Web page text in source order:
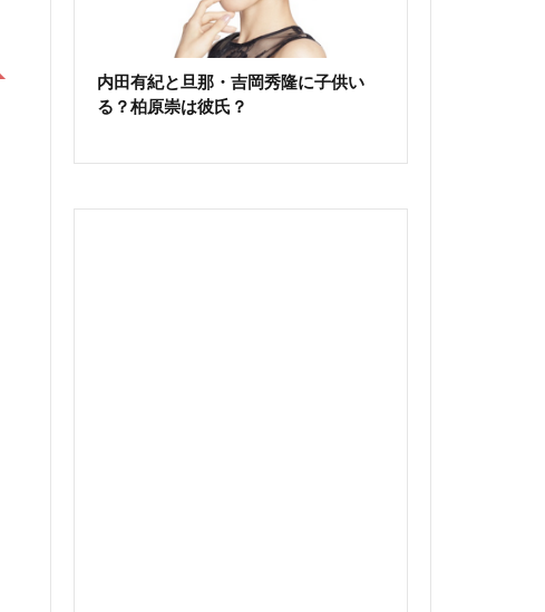
内田有紀と旦那・吉岡秀隆に子供い
る？柏原崇は彼氏？